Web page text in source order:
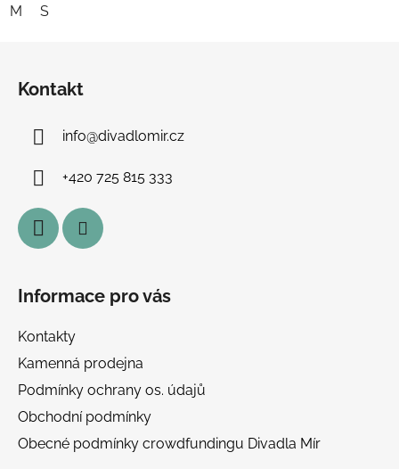
M S
Kontakt
info@divadlomir.cz
+420 725 815 333
Informace pro vás
Kontakty
Kamenná prodejna
Podmínky ochrany os. údajů
Obchodní podmínky
Obecné podmínky crowdfundingu Divadla Mír